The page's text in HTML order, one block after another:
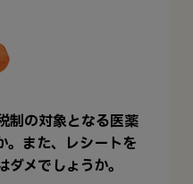
制の対象となる医薬
。また、レシートを
メでしょうか。